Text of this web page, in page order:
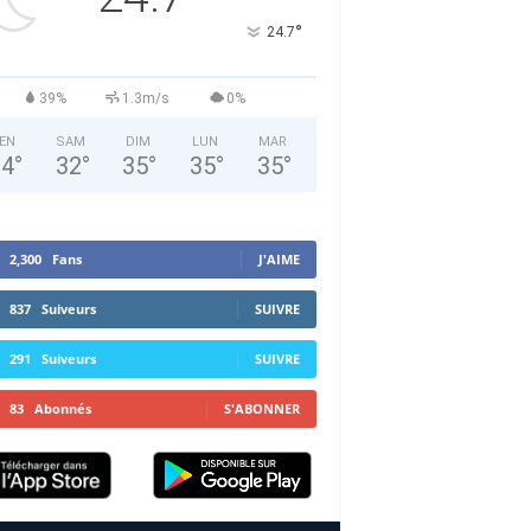
24.7°
39% 1.3m/s 0%
°
SAM
32°
DIM
35°
LUN
35°
MAR
35°
2,300 Fans J'AIME
837 Suiveurs SUIVRE
291 Suiveurs SUIVRE
83 Abonnés S'ABONNER